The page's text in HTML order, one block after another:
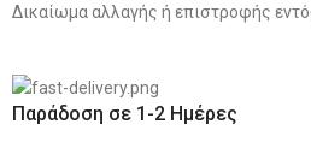
Δικαίωμα αλλαγής ή επιστροφής
Παράδοση σε 1-2 Ημέρες